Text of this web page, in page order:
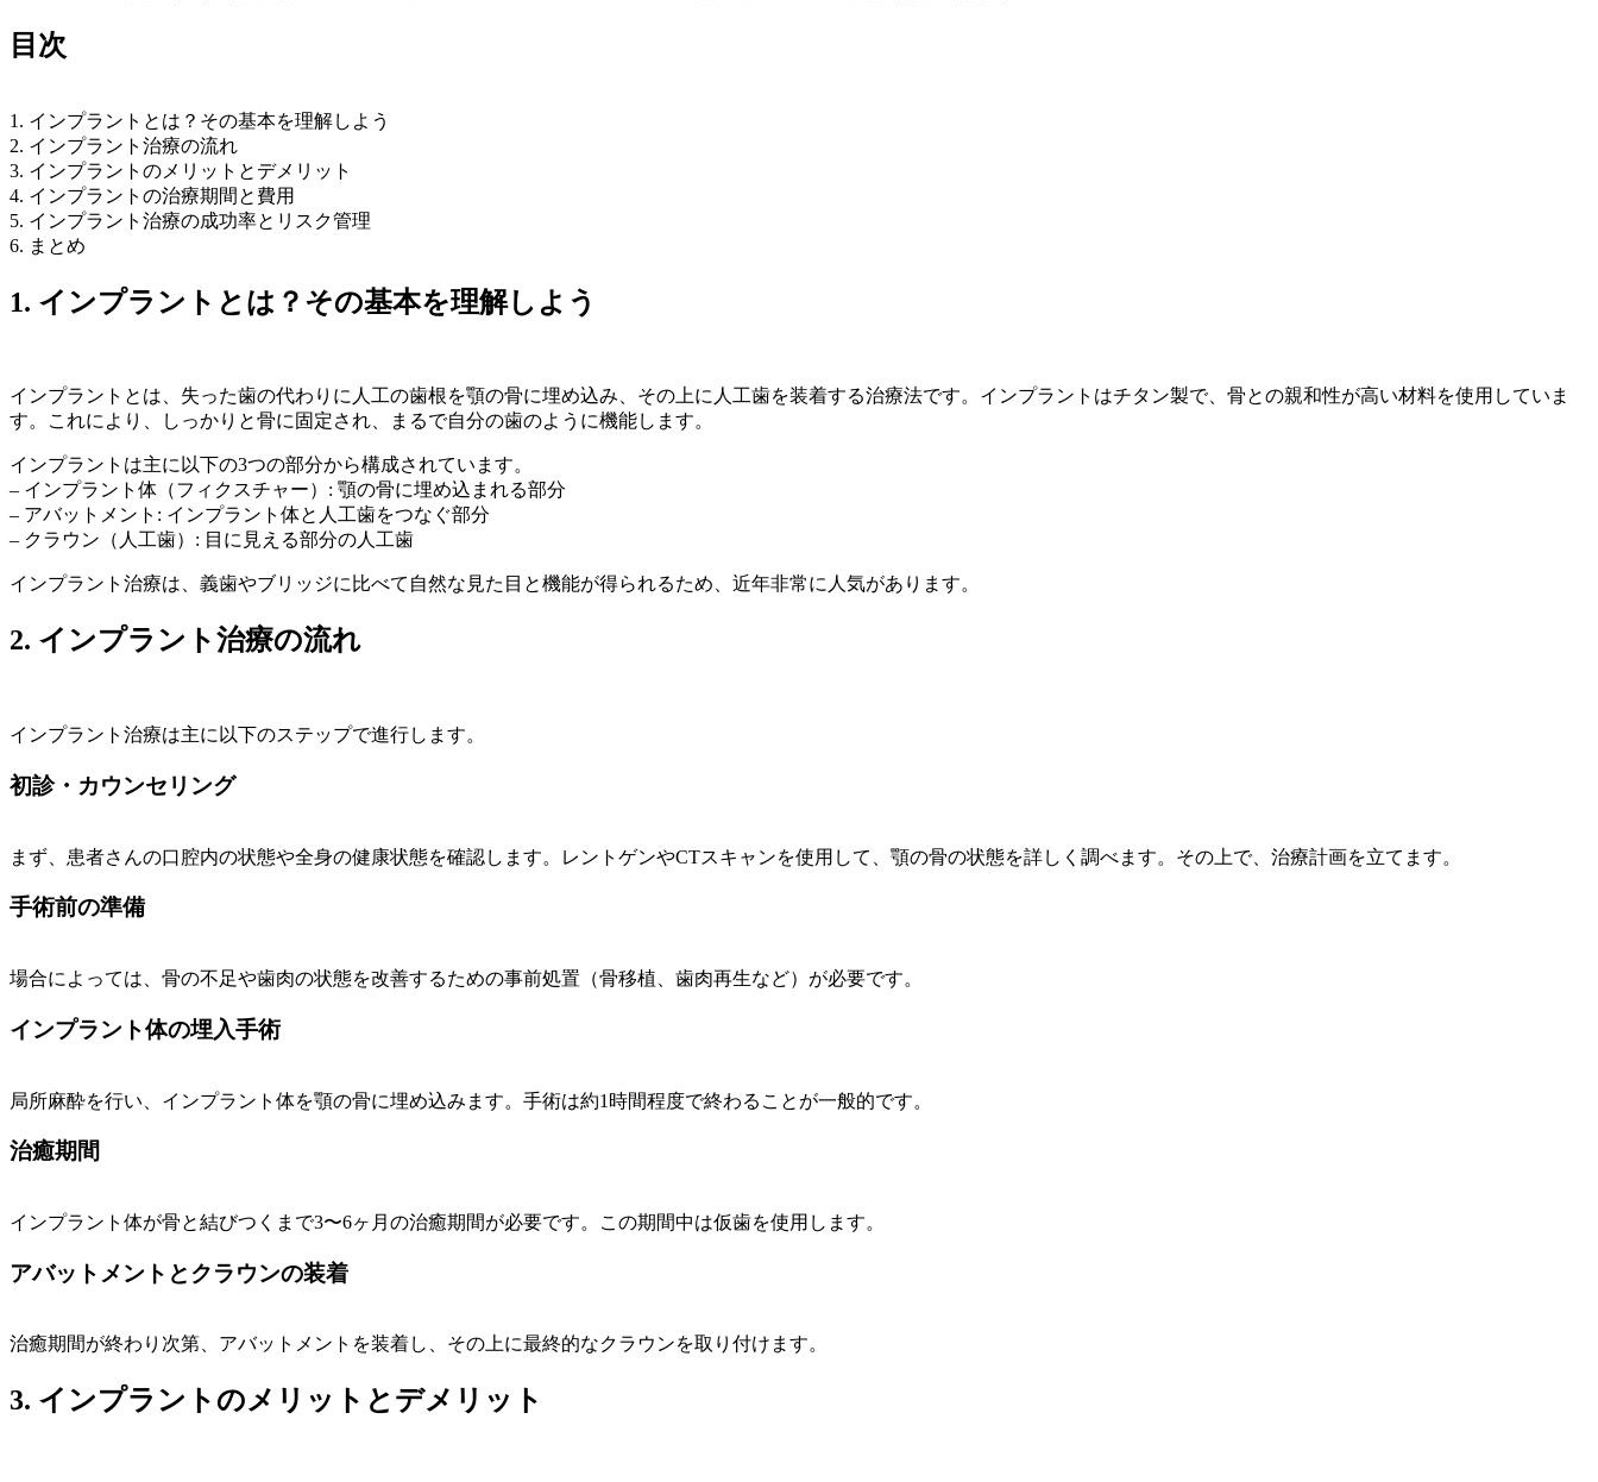
目次
1. インプラントとは？その基本を理解しよう
2. インプラント治療の流れ
3. インプラントのメリットとデメリット
4. インプラントの治療期間と費用
5. インプラント治療の成功率とリスク管理
6. まとめ
1. インプラントとは？その基本を理解しよう
インプラントとは、失った歯の代わりに人工の歯根を顎の骨に埋め込み、その上に人工歯を装着する治療法です。インプラントはチタン製で、骨との親和性が高い材料を使用していま
す。これにより、しっかりと骨に固定され、まるで自分の歯のように機能します。
インプラントは主に以下の3つの部分から構成されています。
– インプラント体（フィクスチャー）: 顎の骨に埋め込まれる部分
– アバットメント: インプラント体と人工歯をつなぐ部分
– クラウン（人工歯）: 目に見える部分の人工歯
インプラント治療は、義歯やブリッジに比べて自然な見た目と機能が得られるため、近年非常に人気があります。
2. インプラント治療の流れ
インプラント治療は主に以下のステップで進行します。
初診・カウンセリング
まず、患者さんの口腔内の状態や全身の健康状態を確認します。レントゲンやCTスキャンを使用して、顎の骨の状態を詳しく調べます。その上で、治療計画を立てます。
手術前の準備
場合によっては、骨の不足や歯肉の状態を改善するための事前処置（骨移植、歯肉再生など）が必要です。
インプラント体の埋入手術
局所麻酔を行い、インプラント体を顎の骨に埋め込みます。手術は約1時間程度で終わることが一般的です。
治癒期間
インプラント体が骨と結びつくまで3〜6ヶ月の治癒期間が必要です。この期間中は仮歯を使用します。
アバットメントとクラウンの装着
治癒期間が終わり次第、アバットメントを装着し、その上に最終的なクラウンを取り付けます。
3. インプラントのメリットとデメリット